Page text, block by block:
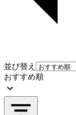
並び替え
おすすめ順